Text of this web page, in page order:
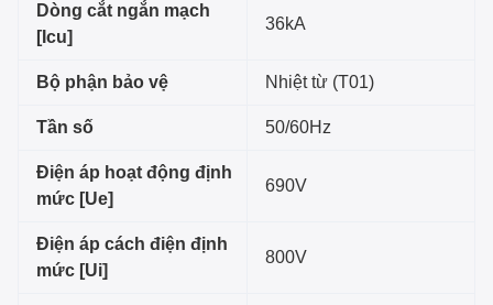
Dòng cắt ngắn mạch
[Icu]
36kA
Bộ phận bảo vệ Nhiệt từ (T01)
Tần số 50/60Hz
Điện áp hoạt động định
mức [Ue]
690V
Điện áp cách điện định
mức [Ui]
800V